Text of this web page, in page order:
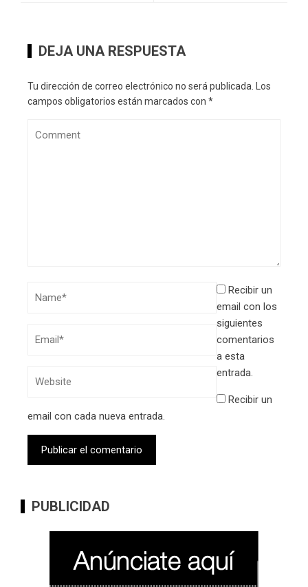
DEJA UNA RESPUESTA
Tu dirección de correo electrónico no será publicada. Los
campos obligatorios están marcados con *
Recibir un
email con los
siguientes
comentarios
a esta
entrada.
Recibir un
email con cada nueva entrada.
PUBLICIDAD